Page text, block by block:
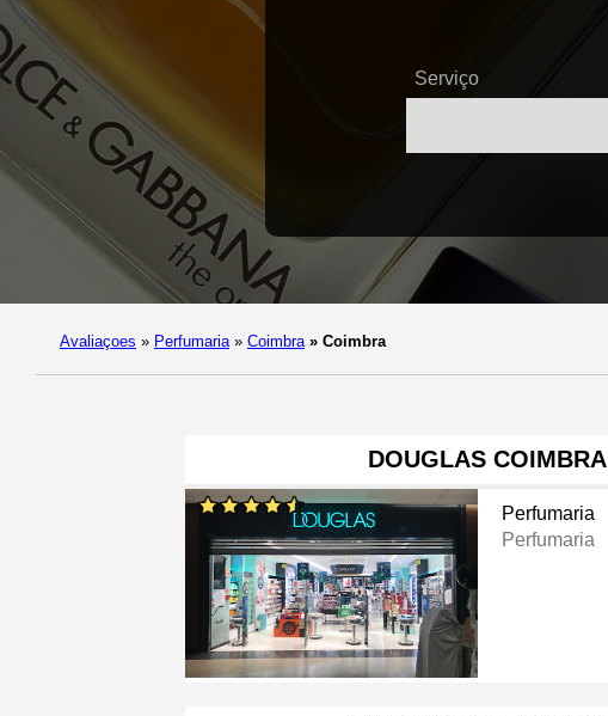
Serviço
Avaliaçoes » Perfumaria » Coimbra » Coimbra
DOUGLAS COIMBRA
Perfumaria
Perfumaria